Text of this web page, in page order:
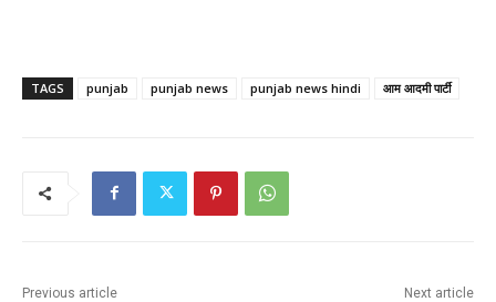
TAGS punjab punjab news punjab news hindi आम आदमी पार्टी
Previous article Next article